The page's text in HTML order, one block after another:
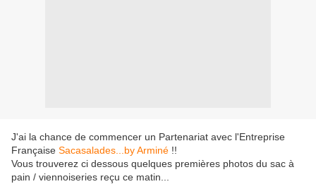
J'ai la chance de commencer un Partenariat avec l'Entreprise
Française Sacasalades...by Arminé !!
Vous trouverez ci dessous quelques premières photos du sac à
pain / viennoiseries reçu ce matin...